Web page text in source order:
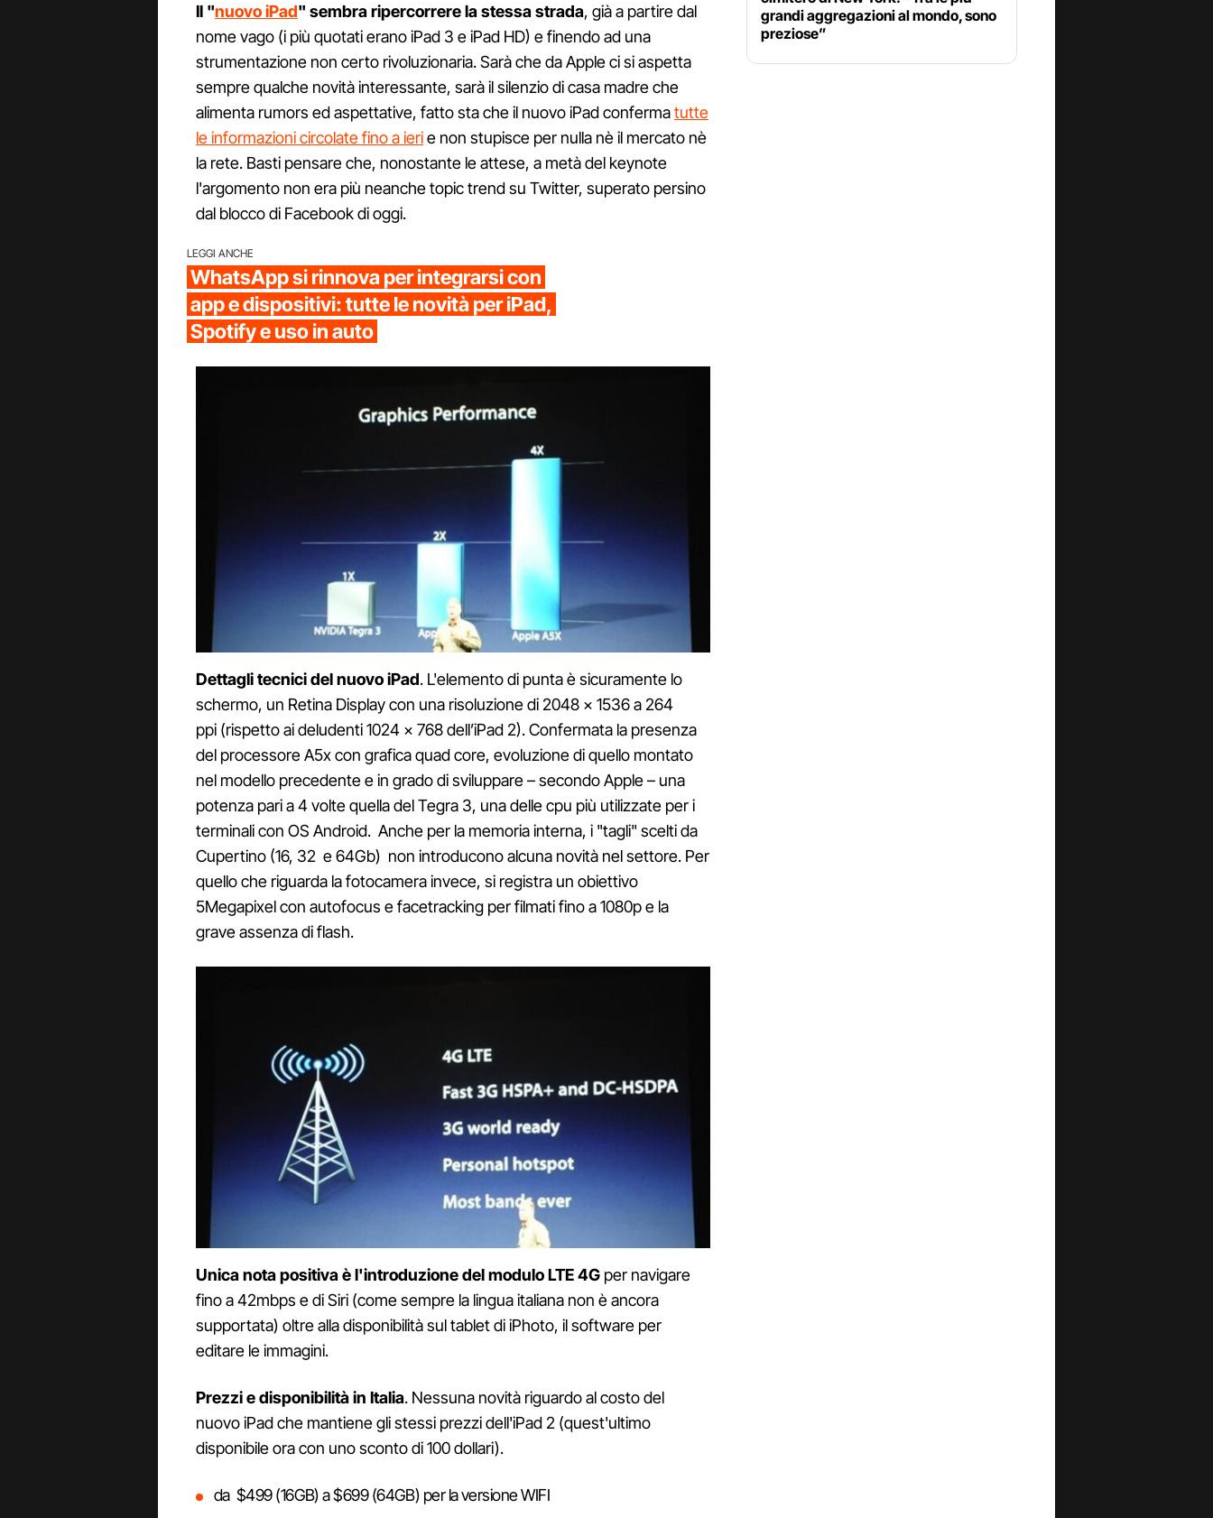
Il "nuovo iPad" sembra ripercorrere la stessa strada, già a partire dal
nome vago (i più quotati erano iPad 3 e iPad HD) e finendo ad una
strumentazione non certo rivoluzionaria. Sarà che da Apple ci si aspetta
sempre qualche novità interessante, sarà il silenzio di casa madre che
alimenta rumors ed aspettative, fatto sta che il nuovo iPad confermatutte
le informazioni circolate fino a ierie non stupisce per nulla nè il mercato nè
la rete. Basti pensare che, nonostante le attese, a metà del keynote
l'argomento non era più neanche topic trend su Twitter, superato persino
dal blocco di Facebook di oggi.
LEGGI ANCHE
WhatsApp si rinnova per integrarsi con
app e dispositivi: tutte le novità per iPad,
Spotify e uso in auto
Dettagli tecnici del nuovo iPad. L'elemento di punta è sicuramente lo
schermo, un Retina Display con una risoluzione di 2048 x 1536 a 264
ppi (rispetto ai deludenti 1024 x 768 dell’iPad 2). Confermata la presenza
del processore A5x con grafica quad core, evoluzione di quello montato
nel modello precedente e in grado di sviluppare – secondo Apple – una
potenza pari a 4 volte quella del Tegra 3, una delle cpu più utilizzate per i
terminali con OS Android. Anche per la memoria interna, i "tagli" scelti da
Cupertino (16, 32 e 64Gb) non introducono alcuna novità nel settore. Per
quello che riguarda la fotocamera invece, si registra un obiettivo
5Megapixel con autofocus e facetracking per filmati fino a 1080p e la
grave assenza di flash.
Unica nota positiva è l'introduzione del modulo LTE 4G per navigare
fino a 42mbps e di Siri (come sempre la lingua italiana non è ancora
supportata) oltre alla disponibilità sul tablet di iPhoto, il software per
editare le immagini.
Prezzi e disponibilità in Italia. Nessuna novità riguardo al costo del
nuovo iPad che mantiene gli stessi prezzi dell'iPad 2 (quest'ultimo
disponibile ora con uno sconto di 100 dollari).
da $499 (16GB) a $699 (64GB) per la versione WIFI
grandi aggregazioni al mondo, sono
preziose”